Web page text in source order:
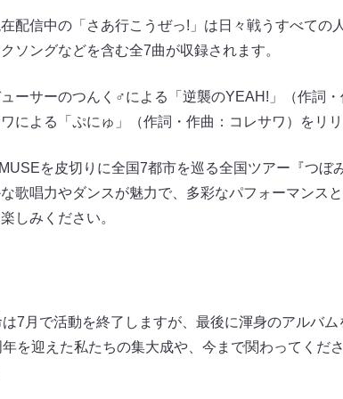
配信中の「さあ行こうぜっ!」は日々戦うすべての
ソングなどを含む全7曲が収録されます。
ーサーのつんく♂による「逆襲のYEAH!」（作詞
による「ぷにゅ」（作詞・作曲：コレサワ）をリ
を皮切りに全国7都市を巡る全国ツアー『つぼ
歌唱力やダンスが魅力で、多彩なパフォーマンス
しみください。
7月で活動を終了しますが、最後に渾身のアルバ
を迎えた私たちの集大成や、今まで関わってくだ